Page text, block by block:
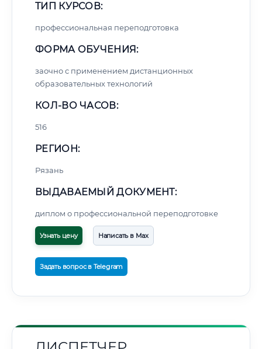
ТИП КУРСОВ:
профессиональная переподготовка
ФОРМА ОБУЧЕНИЯ:
заочно с применением дистанционных
образовательных технологий
КОЛ-ВО ЧАСОВ:
516
РЕГИОН:
Рязань
ВЫДАВАЕМЫЙ ДОКУМЕНТ:
диплом о профессиональной переподготовке
Узнать цену Написать в Max
Задать вопрос в Telegram